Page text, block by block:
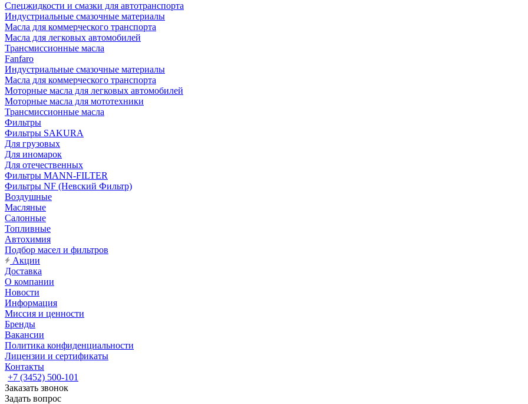
Cпецжидкости и смазки для автотранспорта
Индустриальные смазочные материалы
Масла для коммерческого транспорта
Масла для легковых автомобилей
Трансмиссионные масла
Fanfaro
Индустриальные смазочные материалы
Масла для коммерческого транспорта
Моторные масла для легковых автомобилей
Моторные масла для мототехники
Трансмиссионные масла
Фильтры
Фильтры SAKURA
Для грузовых
Для иномарок
Для отечественных
Фильтры MANN-FILTER
Фильтры NF (Невский Фильтр)
Воздушные
Масляные
Салонные
Топливные
Автохимия
Подбор масел и фильтров
Акции
Доставка
О компании
Новости
Информация
Миссия и ценности
Бренды
Вакансии
Политика конфиденциальности
Лицензии и сертификаты
Контакты
+7 (3452) 500-101
Заказать звонок
Задать вопрос